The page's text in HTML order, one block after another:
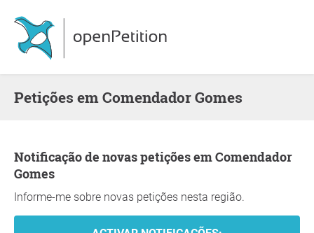
Petições em Comendador Gomes
Notificação de novas petições em Comendador
Gomes
Informe-me sobre novas petições nesta região.